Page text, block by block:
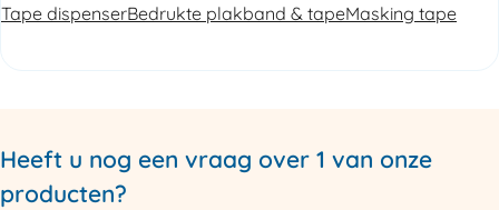
Tape dispenserBedrukte plakband & tapeMasking tape
Heeft u nog een vraag over 1 van onze
producten?